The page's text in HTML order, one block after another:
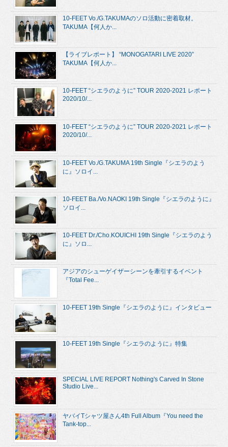
10-FEET Vo./G.TAKUMAのソロ活動に密着取材。
TAKUMA【何人か...
【ライブレポート】 “MONOGATARI LIVE 2020”
TAKUMA【何人か...
10-FEET “シエラのように” TOUR 2020-2021 レポート
2020/10/...
10-FEET “シエラのように” TOUR 2020-2021 レポート
2020/10/...
10-FEET Vo./G.TAKUMA 19th Single『シエラのよう
に』ソロイ...
10-FEET Ba./Vo.NAOKI 19th Single『シエラのように』
ソロイ...
10-FEET Dr./Cho.KOUICHI 19th Single『シエラのよう
に』ソロ...
アジアのシューゲイザーシーンを牽引するイベント
『Total Fee...
10-FEET 19th Single『シエラのように』インタビュー
10-FEET 19th Single『シエラのように』特集
SPECIAL LIVE REPORT Nothing's Carved In Stone
Studio Live...
ヤバイTシャツ屋さん4th Full Album『You need the
Tank-top...